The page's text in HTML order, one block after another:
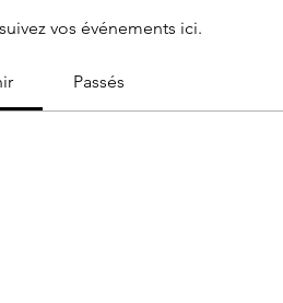
vos événements ici.
Passés